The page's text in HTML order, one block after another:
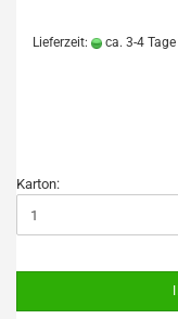
Lieferzeit: ca. 3-4 Tage
Karton: